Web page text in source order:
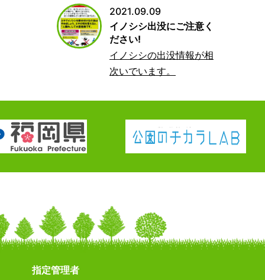
2021.09.09
イノシシ出没にご注意く
ださい!
イノシシの出没情報が相
次いでいます。
指定管理者